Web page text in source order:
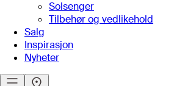
Solsenger
Tilbehør og vedlikehold
Salg
Inspirasjon
Nyheter